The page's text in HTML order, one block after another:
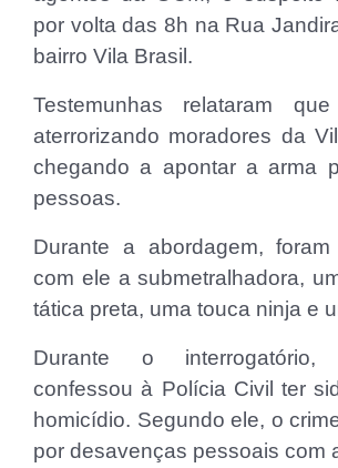
por volta das 8h na Rua
bairro Vila Brasil.
Testemunhas relataram
aterrorizando moradores da
chegando a apontar a arma
pessoas.
Durante a abordagem, foram
com ele a submetralhadora,
tática preta, uma touca ninja e
Durante o
confessou à Polícia Civil ter
homicídio. Segundo ele, o
por desavenças pessoais com